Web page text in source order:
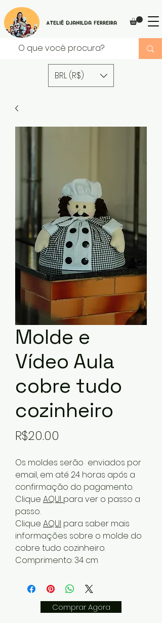
Ateliê Djanilda Ferreira
BRL (R$)
Molde e
Vídeo Aula
cobre tudo
cozinheiro
R$20.00
Os moldes serão enviados por
email, em até 24 horas após a
confirmação do pagamento.
Clique AQUI para ver o passo a
passo.
Clique AQUI para saber mais
informações sobre o molde do
cobre tudo cozinheiro.
Comprimento: 34 cm
Comprar Agora